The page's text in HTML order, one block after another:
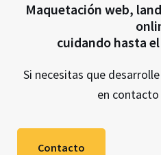
Maquetación web,
cuidando hasta
Si necesitas que
en
Contacto